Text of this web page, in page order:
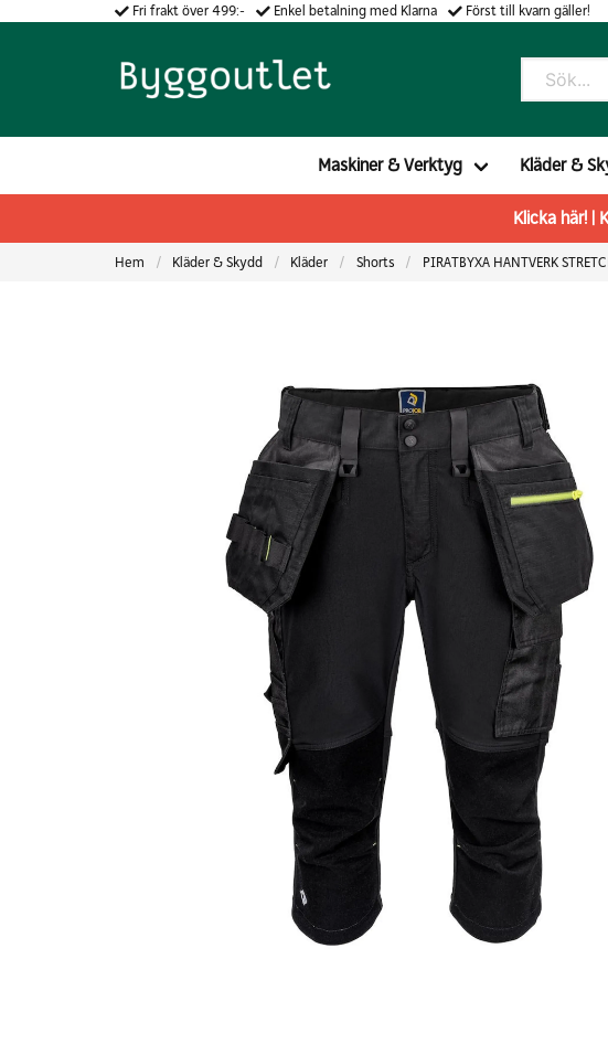
Fri frakt över 499:- Enkel betalning med Klarna Först till kvarn gäller!
Maskiner & Verktyg Kläder &
Klicka här! |
Hem Kläder & Skydd Kläder Shorts PIRATBYXA HANTVERK